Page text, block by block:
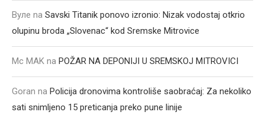
Вуле na Savski Titanik ponovo izronio: Nizak vodostaj otkrio
olupinu broda „Slovenac“ kod Sremske Mitrovice
Mc MAK na POŽAR NA DEPONIJI U SREMSKOJ MITROVICI
Goran na Policija dronovima kontroliše saobraćaj: Za nekoliko
sati snimljeno 15 preticanja preko pune linije